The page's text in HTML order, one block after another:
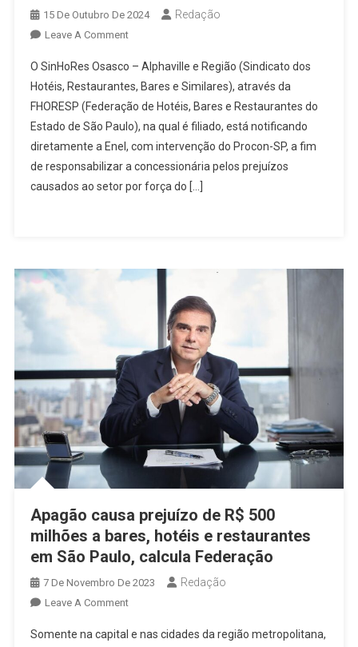
15 De Outubro De 2024 Redação
Leave A CommentOn
Osasco
–
Alphaville
E
Região,
Através
Da
Prejuízo
Hotéis,
Bares
E
Restaurantes
O SinHoRes Osasco – Alphaville e Região (Sindicato dos
Hotéis, Restaurantes, Bares e Similares), através da
FHORESP (Federação de Hotéis, Bares e Restaurantes do
Estado de São Paulo), na qual é filiado, está notificando
diretamente a Enel, com intervenção do Procon-SP, a fim
de responsabilizar a concessionária pelos prejuízos
causados ao setor por força do […]
Apagão causa prejuízo de R$ 500
milhões a bares, hotéis e restaurantes
em São Paulo, calcula Federação
7 De Novembro De 2023 Redação
Leave A CommentOn
Causa
Somente na capital e nas cidades da região metropolitana,